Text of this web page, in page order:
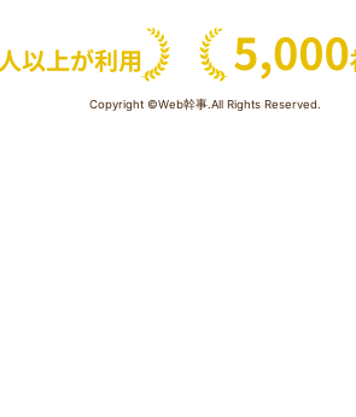
Copyright ©Web幹事.All Rights Reserved.